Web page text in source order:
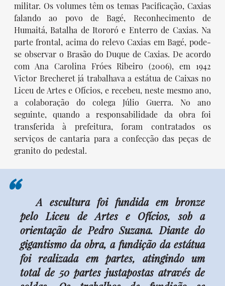
militar. Os volumes têm os temas Pacificação, Caxias
falando ao povo de Bagé, Reconhecimento de
Humaitá, Batalha de Itororó e Enterro de Caxias. Na
parte frontal, acima do relevo Caxias em Bagé, pode-
se observar o Brasão do Duque de Caxias. De acordo
com Ana Carolina Fróes Ribeiro (2006), em 1942
Victor Brecheret já trabalhava a estátua de Caixas no
Liceu de Artes e Ofícios, e recebeu, neste mesmo ano,
a colaboração do colega Júlio Guerra. No ano
seguinte, quando a responsabilidade da obra foi
transferida à prefeitura, foram contratados os
serviços de cantaria para a confecção das peças de
granito do pedestal.
“
A escultura foi fundida em bronze
pelo Liceu de Artes e Ofícios, sob a
orientação de Pedro Suzana. Diante do
gigantismo da obra, a fundição da estátua
foi realizada em partes, atingindo um
total de 50 partes justapostas através de